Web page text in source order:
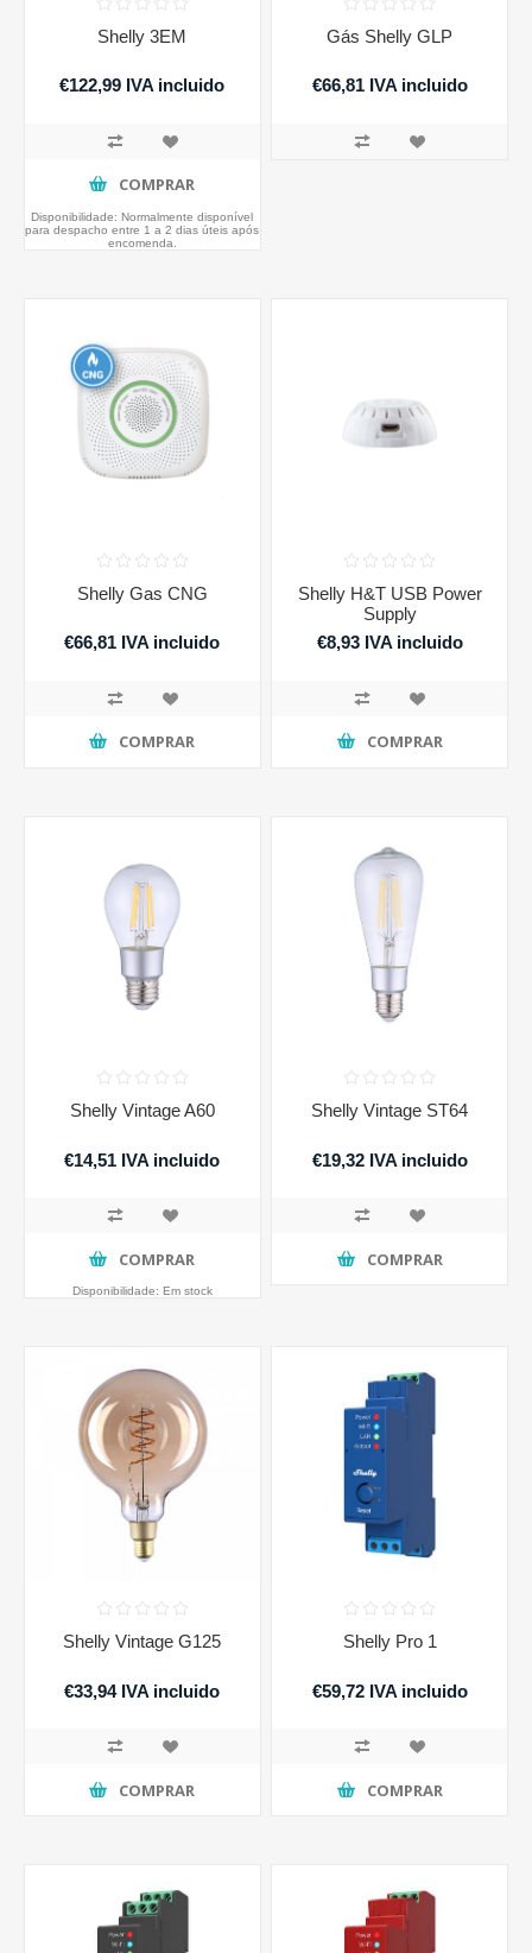
Shelly 3EM
€122,99 IVA incluido
COMPRAR
Disponibilidade: Normalmente disponível
para despacho entre 1 a 2 dias úteis após
encomenda.
Gás Shelly GLP
€66,81 IVA incluido
Shelly Gas CNG
€66,81 IVA incluido
COMPRAR
Shelly H&T USB Power
Supply
€8,93 IVA incluido
COMPRAR
Shelly Vintage A60
€14,51 IVA incluido
COMPRAR
Disponibilidade: Em stock
Shelly Vintage ST64
€19,32 IVA incluido
COMPRAR
Shelly Vintage G125
€33,94 IVA incluido
COMPRAR
Shelly Pro 1
€59,72 IVA incluido
COMPRAR